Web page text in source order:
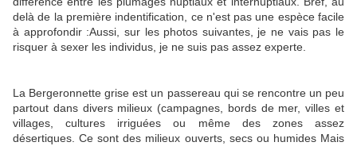
delà de la première indentification, ce n'est pas une espèce facile
à approfondir :Aussi, sur les photos suivantes, je ne vais pas le
risquer à sexer les individus, je ne suis pas assez experte.
La Bergeronnette grise est un passereau qui se rencontre un peu
partout dans divers milieux (campagnes, bords de mer, villes et
villages, cultures irriguées ou même des zones assez
désertiques. Ce sont des milieux ouverts, secs ou humides Mais